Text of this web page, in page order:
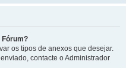
Fórum?
os tipos de anexos que desejar.
contacte o Administrador